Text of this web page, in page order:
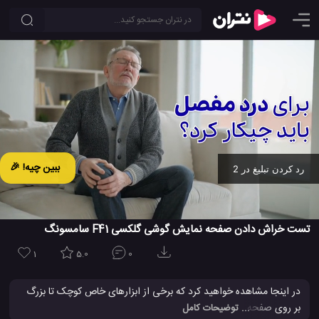
ببین چیه! 🎉 رد کردن تبلیغ در 2
تست خراش دادن صفحه نمایش گوشی گلکسی F41 سامسونگ
1 5.0 0
در اینجا مشاهده خواهید کرد که برخی از ابزارهای خاص کوچک تا بزرگ
... توضیحات کامل